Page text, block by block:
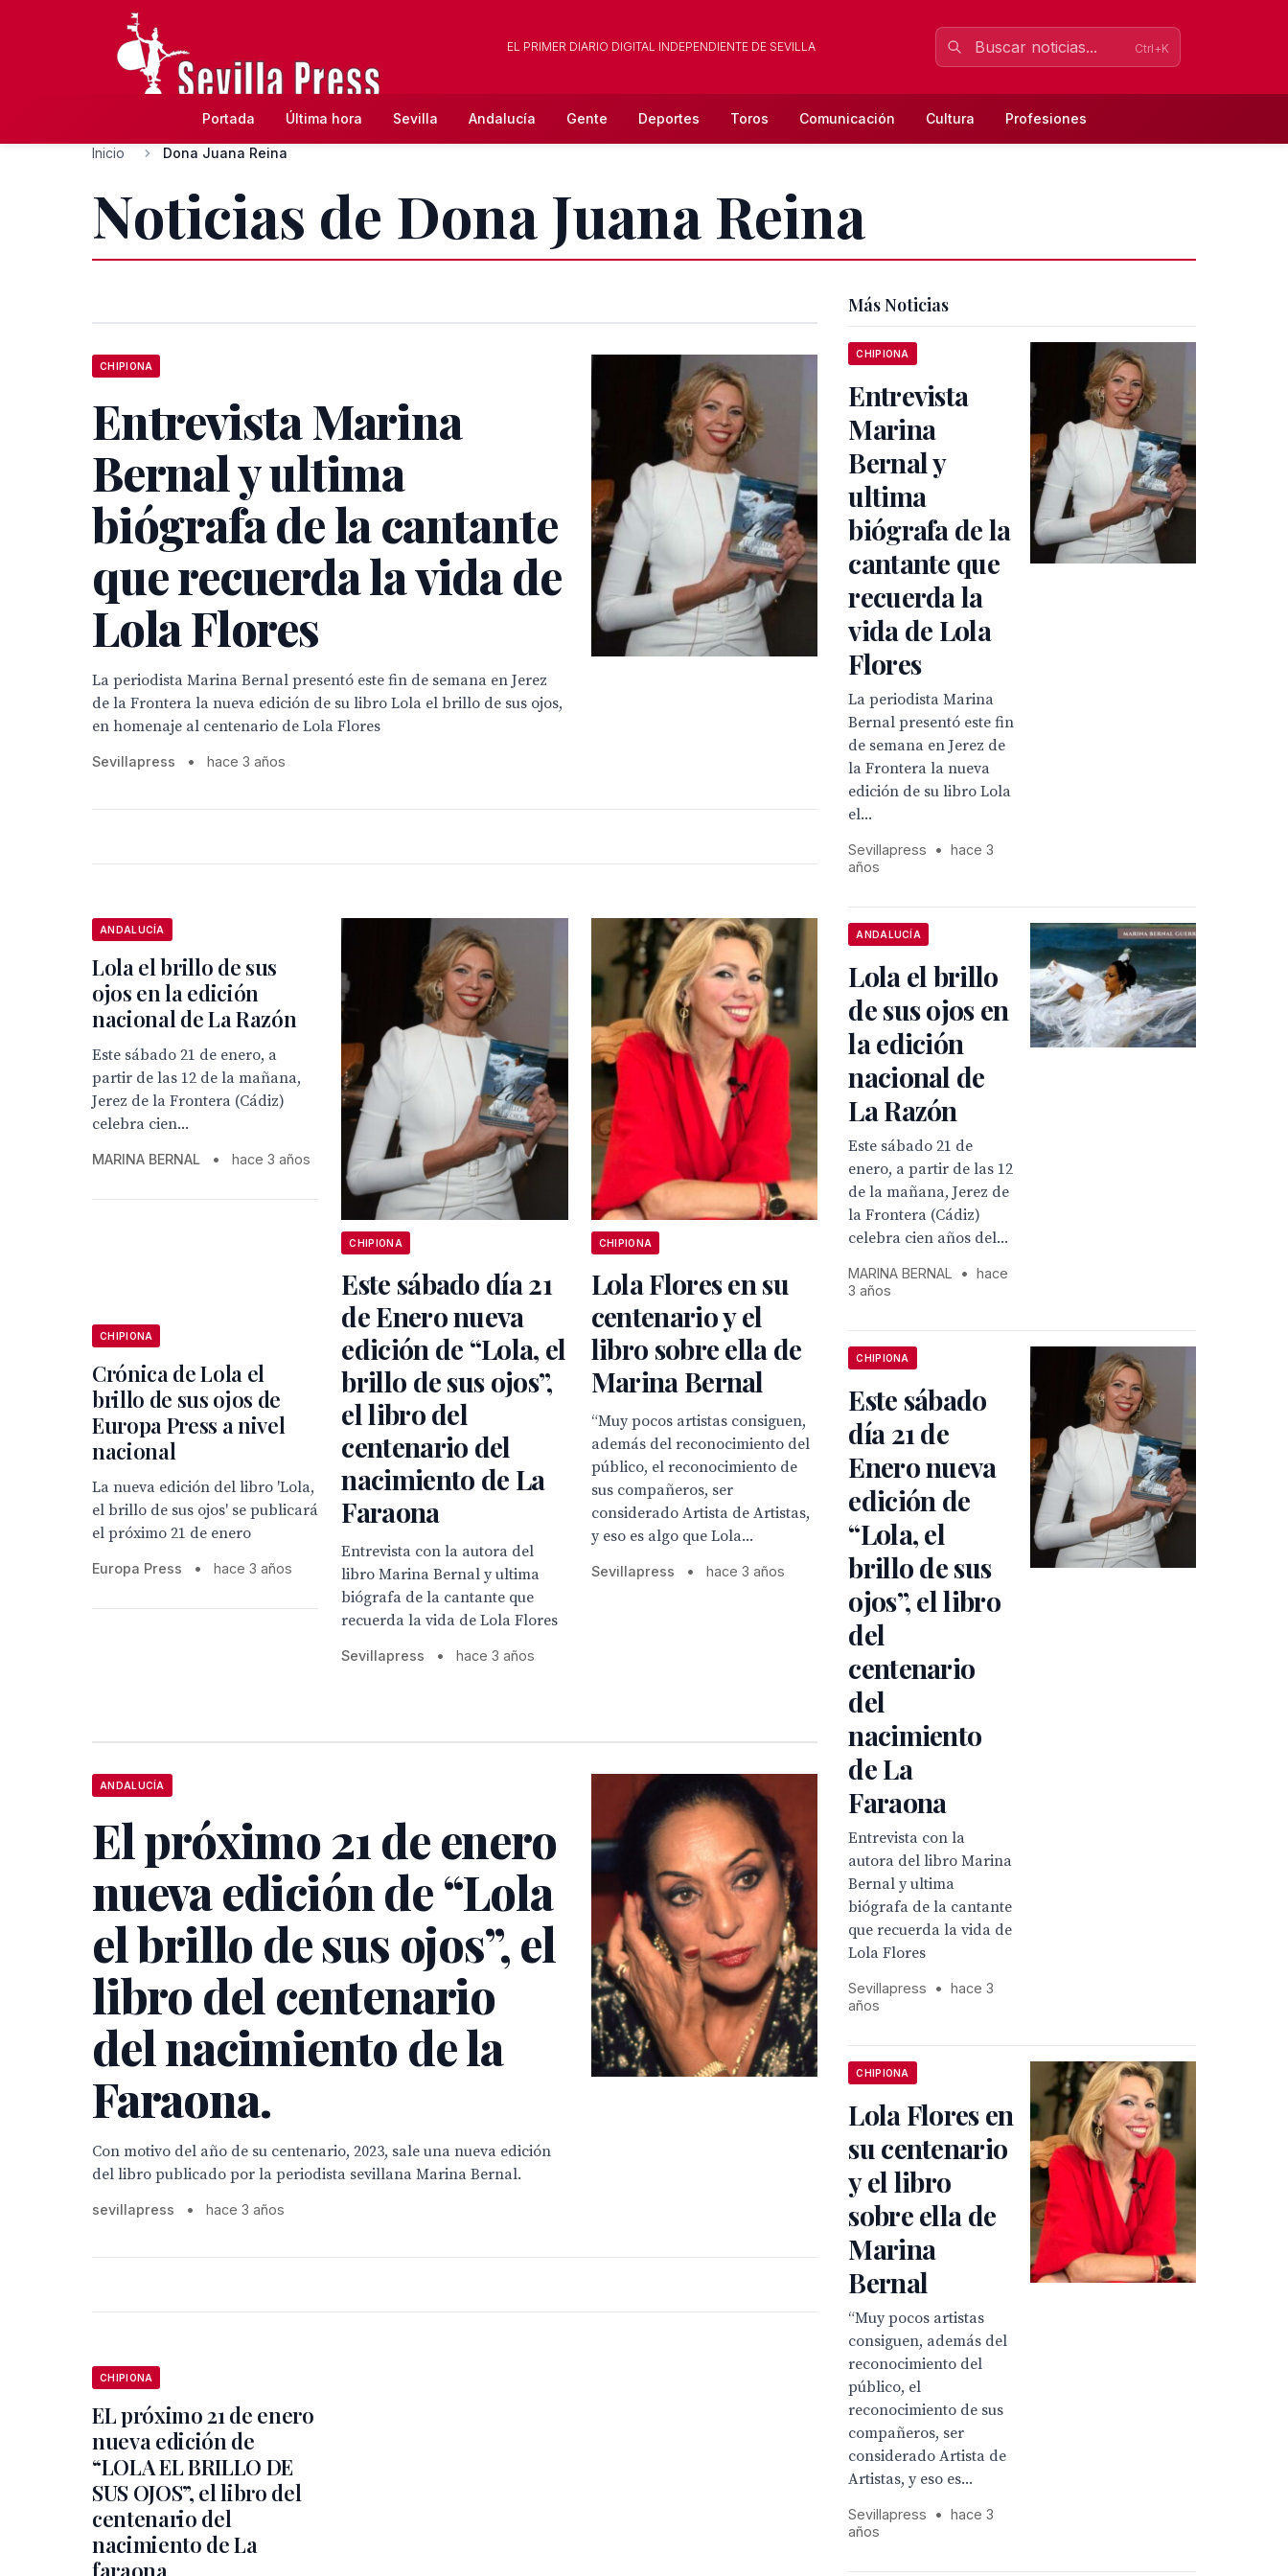
EL PRIMER DIARIO DIGITAL INDEPENDIENTE DE SEVILLA Ctrl+K
Portada Última hora Sevilla Andalucía Gente Deportes Toros Comunicación Cultura Profesiones
Inicio Dona Juana Reina
Noticias de Dona Juana Reina
CHIPIONA
Entrevista Marina
Bernal y ultima
biógrafa de la cantante
que recuerda la vida de
Lola Flores
La periodista Marina Bernal presentó este fin de semana en Jerez
de la Frontera la nueva edición de su libro Lola el brillo de sus ojos,
en homenaje al centenario de Lola Flores
Sevillapress • hace 3 años
ANDALUCÍA
Lola el brillo de sus
ojos en la edición
nacional de La Razón
Este sábado 21 de enero, a
partir de las 12 de la mañana,
Jerez de la Frontera (Cádiz)
celebra cien...
MARINA BERNAL • hace 3 años
CHIPIONA
Este sábado día 21
de Enero nueva
edición de “Lola, el
brillo de sus ojos”,
el libro del
centenario del
nacimiento de La
Faraona
Entrevista con la autora del
libro Marina Bernal y ultima
biógrafa de la cantante que
recuerda la vida de Lola Flores
Sevillapress • hace 3 años
CHIPIONA
Lola Flores en su
centenario y el
libro sobre ella de
Marina Bernal
“Muy pocos artistas consiguen,
además del reconocimiento del
público, el reconocimiento de
sus compañeros, ser
considerado Artista de Artistas,
y eso es algo que Lola...
Sevillapress • hace 3 años
CHIPIONA
Crónica de Lola el
brillo de sus ojos de
Europa Press a nivel
nacional
La nueva edición del libro 'Lola,
el brillo de sus ojos' se publicará
el próximo 21 de enero
Europa Press • hace 3 años
ANDALUCÍA
El próximo 21 de enero
nueva edición de “Lola
el brillo de sus ojos”, el
libro del centenario
del nacimiento de la
Faraona.
Con motivo del año de su centenario, 2023, sale una nueva edición
del libro publicado por la periodista sevillana Marina Bernal.
sevillapress • hace 3 años
CHIPIONA
EL próximo 21 de enero
nueva edición de
“LOLA EL BRILLO DE
SUS OJOS”, el libro del
centenario del
nacimiento de La
Más Noticias
CHIPIONA
Entrevista
Marina
Bernal y
ultima
biógrafa de la
cantante que
recuerda la
vida de Lola
Flores
La periodista Marina
Bernal presentó este fin
de semana en Jerez de
la Frontera la nueva
edición de su libro Lola
el...
Sevillapress •
hace 3
años
ANDALUCÍA
Lola el brillo
de sus ojos en
la edición
nacional de
La Razón
Este sábado 21 de
enero, a partir de las 12
de la mañana, Jerez de
la Frontera (Cádiz)
celebra cien años del...
MARINA BERNAL •
hace
3 años
CHIPIONA
Este sábado
día 21 de
Enero nueva
edición de
“Lola, el
brillo de sus
ojos”, el libro
del
centenario
del
nacimiento
de La
Faraona
Entrevista con la
autora del libro Marina
Bernal y ultima
biógrafa de la cantante
que recuerda la vida de
Lola Flores
Sevillapress •
hace 3
años
CHIPIONA
Lola Flores en
su centenario
y el libro
sobre ella de
Marina
Bernal
“Muy pocos artistas
consiguen, además del
reconocimiento del
público, el
reconocimiento de sus
compañeros, ser
considerado Artista de
Artistas, y eso es...
Sevillapress •
hace 3
años